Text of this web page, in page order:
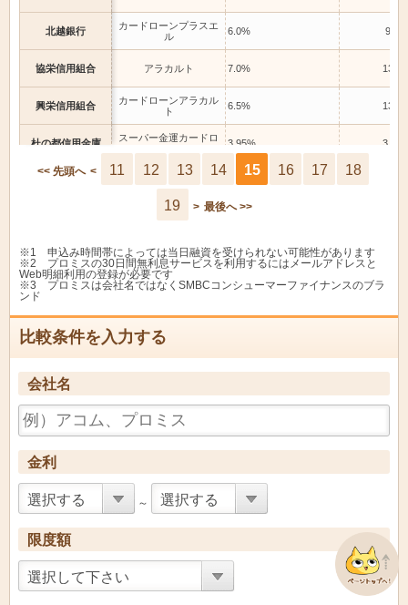
北越銀行
協栄信用組合
興栄信用組合
杜の都信用金庫
北央信用組合
北海信用金庫
北海道労働金庫
北群馬信用金庫
砺波信用金庫
北郡信用組合
諏訪信用金庫
三菱UFJ銀行
須賀川信用金庫
カードローンプラスエ
ル
6.0% 9.8%
アラカルト 7.0%
カードローンアラカル
ト
6.5%
スーパー金運カードロ
3.95%
カードローンきゃっす
る３００
9.8%
マイプランカードロー
きたしんカードローン
カードローンアラカル
ト
5.5%
しんきんきゃっする５
００
1.8%
すしんきゃっする 5.8%
<< 先頭へ < 11 12 13 14 15 16 17 18
19 > 最後へ >>
※1 申込み時間帯によっては当日融資を受けられない可能性があります
※2 プロミスの30日間無利息サービスを利用するにはメールアドレスと
Web明細利用の登録が必要です
※3 プロミスは会社名ではなくSMBCコンシューマーファイナンスのブラ
ンド
比較条件を入力する
会社名
金利
選択する ～ 選択する
限度額
選択して下さい